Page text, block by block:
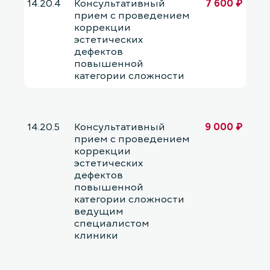
14.20.4
Консультативный
прием с проведением
коррекции
эстетических
дефектов
повышенной
категории сложности
7 600 ₽
14.20.5
Консультативный
прием с проведением
коррекции
эстетических
дефектов
повышенной
категории сложности
ведущим
специалистом
клиники
9 000 ₽